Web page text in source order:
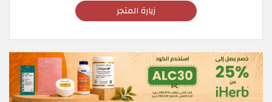
زيارة المتجر